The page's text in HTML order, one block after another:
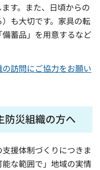
す。また、日頃からの
）も大切です。家具の転
蓄品」を用意するなど
の訪問にご協力をお願い
防災組織の方へ
援体制づくりにつきま
な範囲で」地域の実情